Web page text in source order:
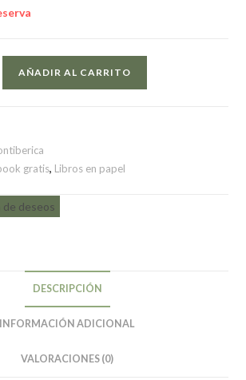
AÑADIR AL CARRITO
gratis, Libros en papel
de deseos
DESCRIPCIÓN
INFORMACIÓN ADICIONAL
VALORACIONES (0)